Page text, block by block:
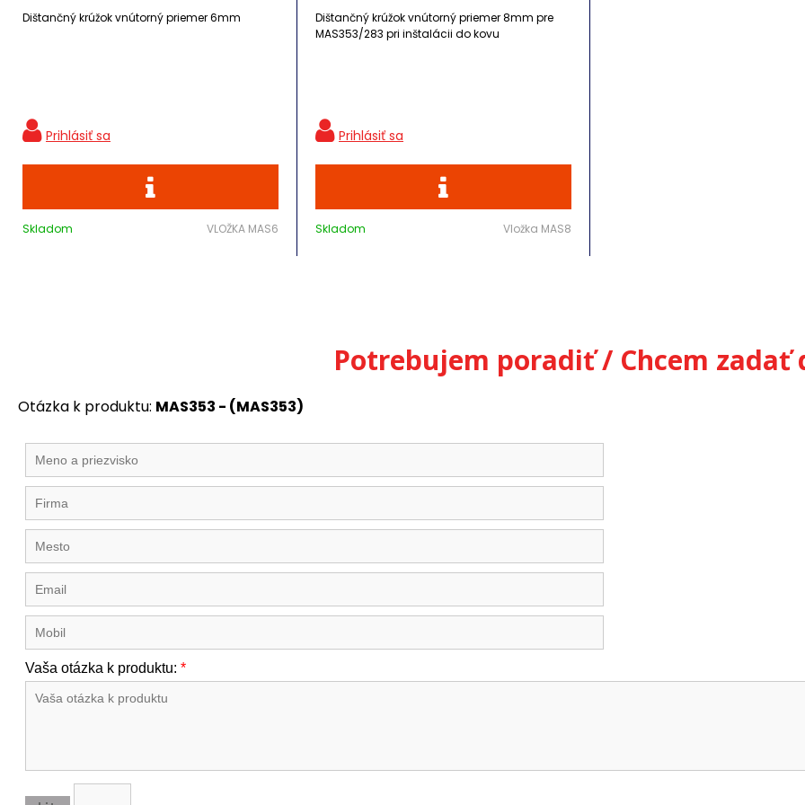
Dištančný krúžok vnútorný priemer 6mm
Skladom VLOŽKA MAS6
Dištančný krúžok vnútorný priemer 8mm pre
MAS353/283 pri inštalácii do kovu
Skladom Vložka MAS8
Potrebujem poradiť / Chcem zadať
Otázka k produktu: MAS353 - (MAS353)